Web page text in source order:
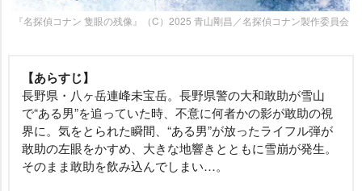
『名探偵コナン 隻眼の残像』（C）2025 青山剛昌／名探偵コナン製作委員会
【あらすじ】
長野県・八ヶ岳連峰未宝岳。長野県警の大和敢助が雪山
で“ある男”を追っていた時、不意に何者かの影が敢助の視
界に。気をとられた瞬間、“ある男”が放ったライフル弾が
敢助の左眼をかすめ、大きな地響きとともに雪崩が発生。
そのまま敢助を飲み込んでしまい…。